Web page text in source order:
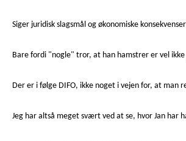
Siger juridisk slagsmål og økonomiske
Bare fordi "nogle" tror, at han hamstrer er vel
Der er i følge DIFO, ikke noget i vejen for, at
Jeg har altså meget svært ved at se, hvor Jan har